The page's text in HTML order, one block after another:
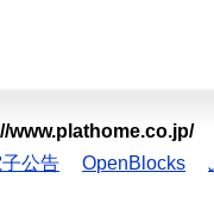
www.plathome.co.jp/
公告 OpenBlocks